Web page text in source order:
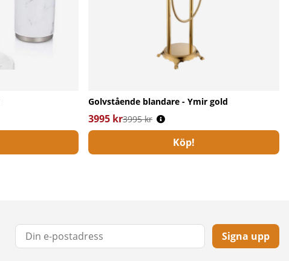
Golvstående blandare - Ymir gold
3995 kr
Ordinarie pris:
3995 kr
Köp!
Signa upp